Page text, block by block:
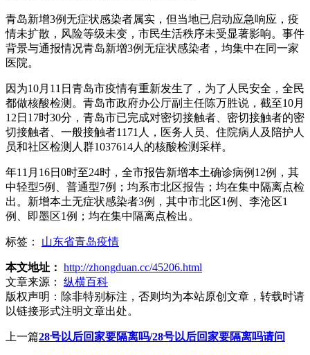
青岛新增3例无症状感染者属实，但当地已启动应急响应，疫
情未扩散，风险等级未变，市民生活秩序未受显著影响。事件
背景与通报情况青岛新增3例无症状感染者，均集中在同一家
医院。
因为10月11日青岛市疫情有重新发生了，为了人民安全，全民
都做核酸检测。青岛市政府办公厅副主任陈万胜说，截至10月
12日17时30分，青岛市已完成对密切接触者、密切接触者的密
切接触者、一般接触者1171人，医务人员、住院病人及陪护人
员和社区检测人群1037614人的核酸检测采样。
年11月16日0时至24时，全市报告新增本土确诊病例12例，其
中轻型5例、普通型7例；均系市北区报告；均在集中隔离点检
出。新增本土无症状感染者3例，其中市北区1例、李沧区1
例、即墨区1例；均在集中隔离点检出。
标签： 山东省青岛疫情
本文地址： http://zhongduan.cc/45206.html
文章来源：
纵横百科
版权声明： 除非特别标注，否则均为本站原创文章，转载时请
以链接形式注明文章出处。
上一篇28号以后回家要隔离吗/28号以后回家要隔离吗请问